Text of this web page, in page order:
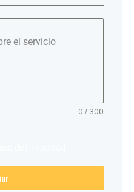
el servicio
0 / 300